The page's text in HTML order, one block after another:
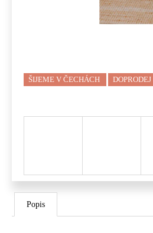
ŠIJEME V ČECHÁCH DOPRODEJ
Popis